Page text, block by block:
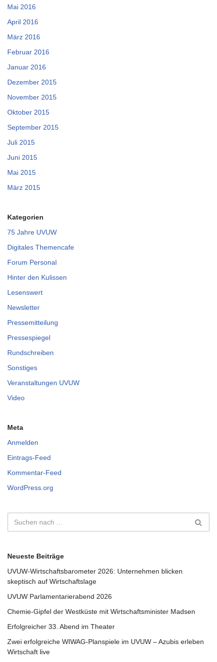
Mai 2016
April 2016
März 2016
Februar 2016
Januar 2016
Dezember 2015
November 2015
Oktober 2015
September 2015
Juli 2015
Juni 2015
Mai 2015
März 2015
Kategorien
75 Jahre UVUW
Digitales Themencafe
Forum Personal
Hinter den Kulissen
Lesenswert
Newsletter
Pressemitteilung
Pressespiegel
Rundschreiben
Sonstiges
Veranstaltungen UVUW
Video
Meta
Anmelden
Eintrags-Feed
Kommentar-Feed
WordPress.org
Neueste Beiträge
UVUW-Wirtschaftsbarometer 2026: Unternehmen blicken
skeptisch auf Wirtschaftslage
UVUW Parlamentarierabend 2026
Chemie-Gipfel der Westküste mit Wirtschaftsminister Madsen
Erfolgreicher 33. Abend im Theater
Zwei erfolgreiche WIWAG-Planspiele im UVUW – Azubis erleben
Wirtschaft live